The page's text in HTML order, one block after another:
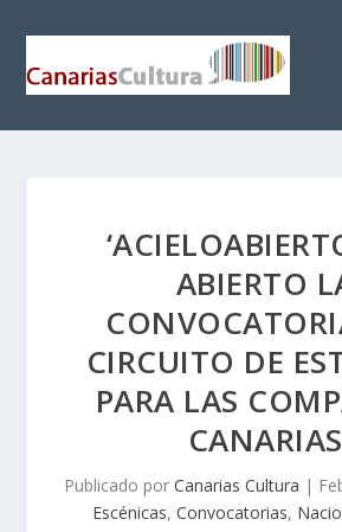
ABIERTO
CIRCUITO DE
PARA LAS
CANARIAS
Publicado por Canarias Cultura |
Escénicas, Convocatorias,